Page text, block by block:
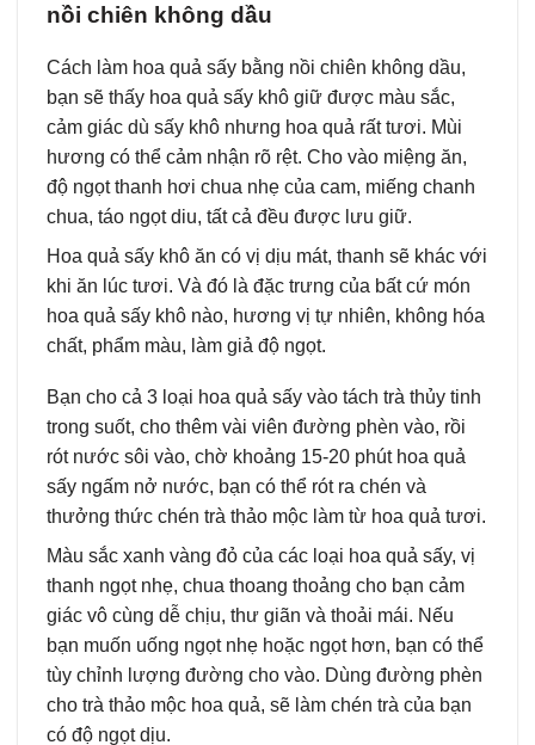
nồi chiên không dầu
Cách làm hoa quả sấy bằng nồi chiên không dầu,
bạn sẽ thấy hoa quả sấy khô giữ được màu sắc,
cảm giác dù sấy khô nhưng hoa quả rất tươi. Mùi
hương có thể cảm nhận rõ rệt. Cho vào miệng ăn,
độ ngọt thanh hơi chua nhẹ của cam, miếng chanh
chua, táo ngọt diu, tất cả đều được lưu giữ.
Hoa quả sấy khô ăn có vị dịu mát, thanh sẽ khác với
khi ăn lúc tươi. Và đó là đặc trưng của bất cứ món
hoa quả sấy khô nào, hương vị tự nhiên, không hóa
chất, phẩm màu, làm giả độ ngọt.
Bạn cho cả 3 loại hoa quả sấy vào tách trà thủy tinh
trong suốt, cho thêm vài viên đường phèn vào, rồi
rót nước sôi vào, chờ khoảng 15-20 phút hoa quả
sấy ngấm nở nước, bạn có thể rót ra chén và
thưởng thức chén trà thảo mộc làm từ hoa quả tươi.
Màu sắc xanh vàng đỏ của các loại hoa quả sấy, vị
thanh ngọt nhẹ, chua thoang thoảng cho bạn cảm
giác vô cùng dễ chịu, thư giãn và thoải mái. Nếu
bạn muốn uống ngọt nhẹ hoặc ngọt hơn, bạn có thể
tùy chỉnh lượng đường cho vào. Dùng đường phèn
cho trà thảo mộc hoa quả, sẽ làm chén trà của bạn
có độ ngọt dịu.